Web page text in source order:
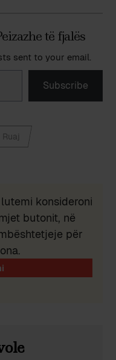
të fjalës
sent to your email.
Subscribe
Ruaj
konsideroni
butonit, në
për